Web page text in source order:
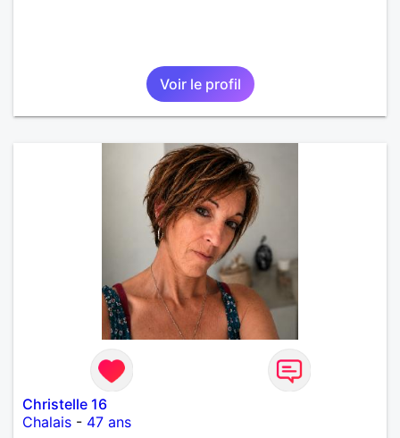
Voir le profil
Christelle 16
Chalais - 47 ans